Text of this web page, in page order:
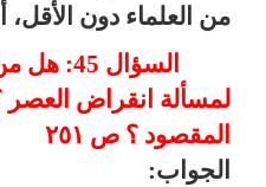
من العلماء دون الأقل،
السؤال
لمسألة انقراض
المقصود ؟ ص ٢٥١
الجواب: